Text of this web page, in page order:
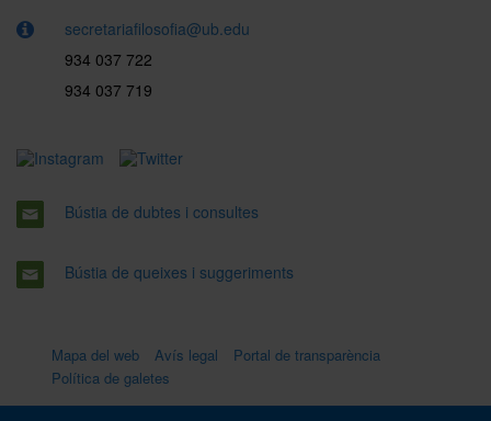
secretariafilosofia@ub.edu
934 037 722
934 037 719
Bústia de dubtes i consultes
Bústia de queixes i suggeriments
Mapa del web Avís legal
Portal de transparència
Política de galetes